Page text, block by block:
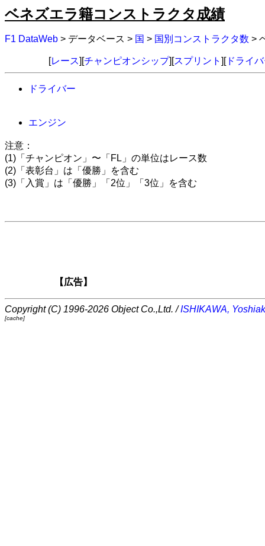
ベネズエラ籍コンストラクタ成績
F1 DataWeb > データベース > 国 > 国別コンストラクタ数 >
[レース][チャンピオンシップ][スプリント ][ドライ
ドライバー
エンジン
注意：
(1)「チャンピオン」〜「FL」の単位はレース数
(2)「表彰台」は「優勝」を含む
(3)「入賞」は「優勝」「2位」「3位」を含む
【広告】
Copyright (C) 1996-2026 Object Co.,Ltd. /ISHIKAWA,
[cache]